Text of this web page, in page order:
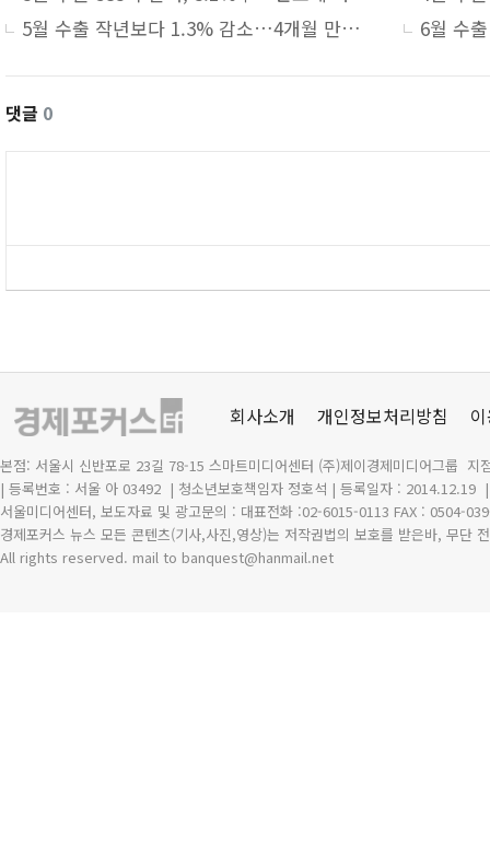
5월 수출 작년보다 1.3% 감소…4개월 만에 마이너스 전환
댓글 0
회사소개 개인정보처리방침
본점: 서울시 신반포로 23길 78-15 스마트미디어센터 (주)제이경제미디어그룹 지
| 등록번호 : 서울 아 03492 | 청소년보호책임자 정호석 | 등록일자 : 2014.12.19
서울미디어센터, 보도자료 및 광고문의 : 대표전화 :02-6015-0113 FAX : 0504-
경제포커스 뉴스 모든 콘텐츠(기사,사진,영상)는 저작권법의 보호를 받은바, 무단
All rights reserved. mail to banquest@hanmail.net